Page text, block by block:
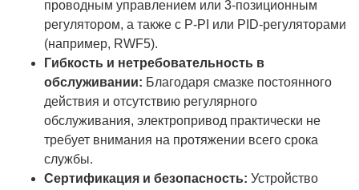
проводным управлением или 3-позиционным
регулятором, а также с P-PI или PID-регуляторами
(например, RWF5).
Гибкость и нетребовательность в
обслуживании: Благодаря смазке постоянного
действия и отсутствию регулярного
обслуживания, электропривод практически не
требует внимания на протяжении всего срока
службы.
Сертификация и безопасность: Устройство